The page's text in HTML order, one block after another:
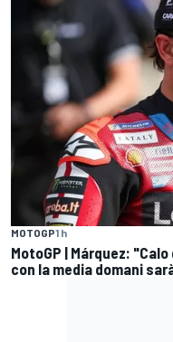
MOTOGP1 h
MotoGP | Márquez:
con la media domani